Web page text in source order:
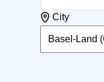
City
Basel-Land